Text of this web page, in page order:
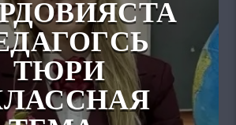
ТЮРИ